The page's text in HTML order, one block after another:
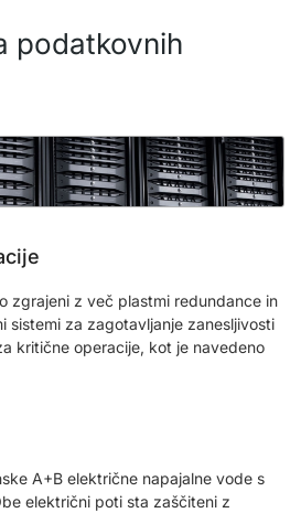
podatkovnih
zgrajeni z več plastmi redundance in
sistemi za zagotavljanje zanesljivosti
kritične operacije, kot je navedeno
A+B električne napajalne vode s
električni poti sta zaščiteni z